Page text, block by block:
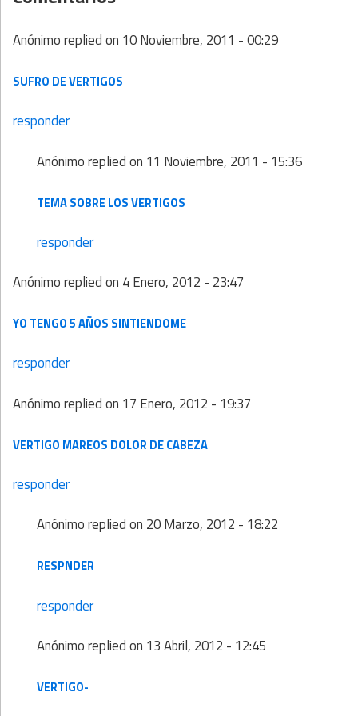
Anónimoreplied on 10 Noviembre, 2011 - 00:29
SUFRO DE VERTIGOS
responder
Anónimoreplied on 11 Noviembre, 2011 - 15:36
TEMA SOBRE LOS VERTIGOS
responder
Anónimoreplied on 4 Enero, 2012 - 23:47
YO TENGO 5 AÑOS SINTIENDOME
responder
Anónimoreplied on 17 Enero, 2012 - 19:37
VERTIGO MAREOS DOLOR DE CABEZA
responder
Anónimoreplied on 20 Marzo, 2012 - 18:22
RESPNDER
responder
Anónimoreplied on 13 Abril, 2012 - 12:45
VERTIGO-